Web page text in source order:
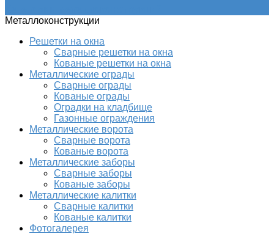
Металлоконструкции
Решетки на окна
Сварные решетки на окна
Кованые решетки на окна
Металлические ограды
Сварные ограды
Кованые ограды
Оградки на кладбище
Газонные ограждения
Металлические ворота
Сварные ворота
Кованые ворота
Металлические заборы
Сварные заборы
Кованые заборы
Металлические калитки
Сварные калитки
Кованые калитки
Фотогалерея